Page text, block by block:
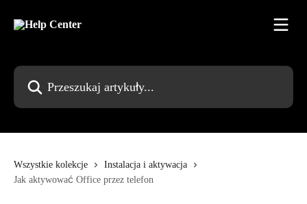
Przeszukaj artykuły...
Wszystkie kolekcje
Instalacja i aktywacja
Jak aktywować Office przez telefon